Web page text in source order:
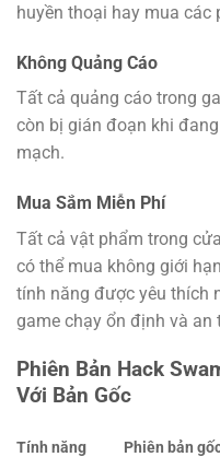
huyền thoại hay mua các
Không Quảng Cáo
Tất cả quảng cáo trong
còn bị gián đoạn khi
mạch.
Mua Sắm Miễn Phí
Tất cả vật phẩm trong
có thể mua không giới
tính năng được yêu thích
game chạy ổn định và an
Phiên Bản Hack
Với Bản Gốc
Tính năng Phiên bản